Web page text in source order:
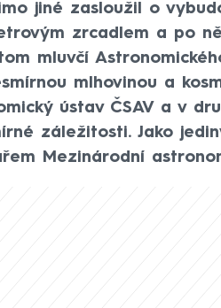
jiné zasloužil o
zrcadlem a po
mluvčí
mlhovinou a
ústav ČSAV a v
záležitosti. Jako
Mezinárodní